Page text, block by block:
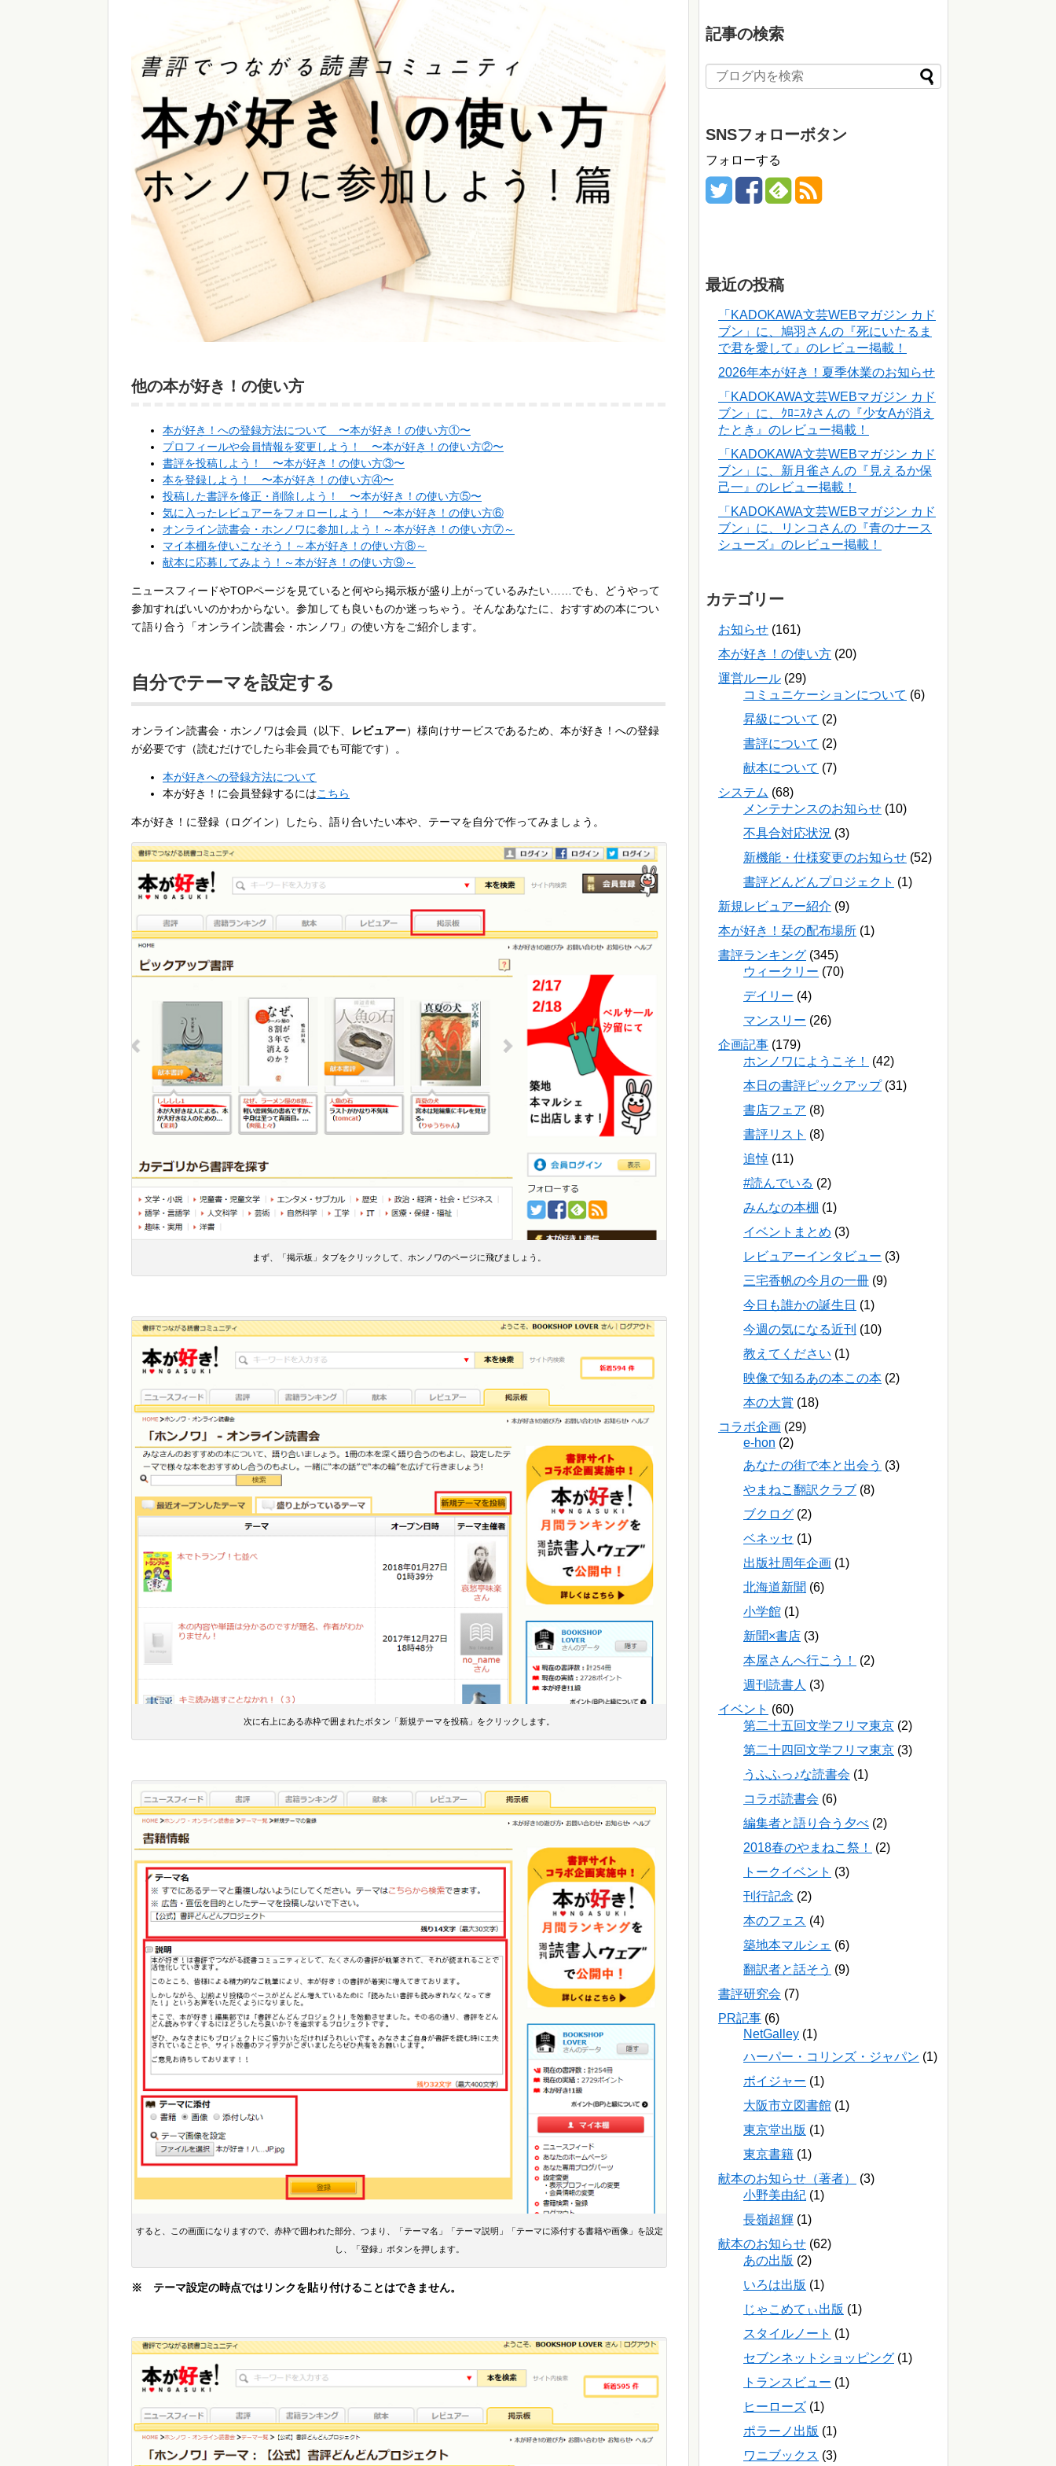
他の本が好き！の使い方
本が好き！への登録方法について 〜本が好き！の使い方①〜
プロフィールや会員情報を変更しよう！ 〜本が好き！の使い方②〜
書評を投稿しよう！ 〜本が好き！の使い方③〜
本を登録しよう！ 〜本が好き！の使い方④〜
投稿した書評を修正・削除しよう！ 〜本が好き！の使い方⑤〜
気に入ったレビュアーをフォローしよう！ 〜本が好き！の使い方⑥
オンライン読書会・ホンノワに参加しよう！～本が好き！の使い方⑦～
マイ本棚を使いこなそう！～本が好き！の使い方⑧～
献本に応募してみよう！～本が好き！の使い方⑨～
ニュースフィードやTOPページを見ていると何やら掲示板が盛り上がっているみたい……でも、どうやって
参加すればいいのかわからない。参加しても良いものか迷っちゃう。そんなあなたに、おすすめの本につい
て語り合う「オンライン読書会・ホンノワ」の使い方をご紹介します。
自分でテーマを設定する
オンライン読書会・ホンノワは会員（以下、 レビュアー）様向けサービスであるため、本が好き！への登録
が必要です（読むだけでしたら非会員でも可能です）。
本が好きへの登録方法について
本が好き！に会員登録するにはこちら
本が好き！に登録（ログイン）したら、語り合いたい本や、テーマを自分で作ってみましょう。
まず、「掲示板」タブをクリックして、ホンノワのページに飛びましょう。
次に右上にある赤枠で囲まれたボタン「新規テーマを投稿」をクリックします。
すると、この画面になりますので、赤枠で囲われた部分、つまり、「テーマ名」「テーマ説明」「テーマに添付する書籍や画像」を設定
し、「登録」ボタンを押します。
※ テーマ設定の時点ではリンクを貼り付けることはできません。
記事の検索
SNSフォローボタン
フォローする
最近の投稿
「KADOKAWA文芸WEBマガジン カド
ブン」に、鳩羽さんの『死にいたるま
で君を愛して』のレビュー掲載！
2026年本が好き！夏季休業のお知らせ
「KADOKAWA文芸WEBマガジン カド
ブン」に、ｸﾛﾆｽﾀさんの『少女Aが消え
たとき』のレビュー掲載！
「KADOKAWA文芸WEBマガジン カド
ブン」に、新月雀さんの『見えるか保
己一』のレビュー掲載！
「KADOKAWA文芸WEBマガジン カド
ブン」に、リンコさんの『青のナース
シューズ』のレビュー掲載！
カテゴリー
お知らせ (161)
本が好き！の使い方 (20)
運営ルール (29)
コミュニケーションについて (6)
昇級について (2)
書評について (2)
献本について (7)
システム (68)
メンテナンスのお知らせ (10)
不具合対応状況 (3)
新機能・仕様変更のお知らせ (52)
書評どんどんプロジェクト (1)
新規レビュアー紹介 (9)
本が好き！栞の配布場所 (1)
書評ランキング (345)
ウィークリー (70)
デイリー (4)
マンスリー (26)
企画記事 (179)
ホンノワにようこそ！
(42)
本日の書評ピックアップ(31)
書店フェア (8)
書評リスト (8)
追悼 (11)
#読んでいる (2)
みんなの本棚 (1)
イベントまとめ (3)
レビュアーインタビュー (3)
三宅香帆の今月の一冊 (9)
今日も誰かの誕生日 (1)
今週の気になる近刊 (10)
教えてください (1)
映像で知るあの本この本 (2)
本の大賞 (18)
コラボ企画 (29)
e-hon (2)
あなたの街で本と出会う (3)
やまねこ翻訳クラブ (8)
ブクログ (2)
ベネッセ (1)
出版社周年企画 (1)
北海道新聞 (6)
小学館 (1)
新聞×書店 (3)
本屋さんへ行こう！
(2)
週刊読書人 (3)
イベント (60)
第二十五回文学フリマ東京 (2)
第二十四回文学フリマ東京 (3)
うふふっ♪な読書会 (1)
コラボ読書会 (6)
編集者と語り合う夕べ (2)
2018春のやまねこ祭！
(2)
トークイベント (3)
刊行記念 (2)
本のフェス (4)
築地本マルシェ (6)
翻訳者と話そう (9)
書評研究会 (7)
PR記事 (6)
NetGalley (1)
ハーパー・コリンズ・ジャパン (1)
ボイジャー (1)
大阪市立図書館 (1)
東京堂出版 (1)
東京書籍 (1)
献本のお知らせ（著者）
(3)
小野美由紀 (1)
長嶺超輝 (1)
献本のお知らせ (62)
あの出版 (2)
いろは出版 (1)
じゃこめてぃ出版 (1)
スタイルノート (1)
セブンネットショッピング (1)
トランスビュー (1)
ヒーローズ (1)
ポラーノ出版 (1)
ワニブックス (3)